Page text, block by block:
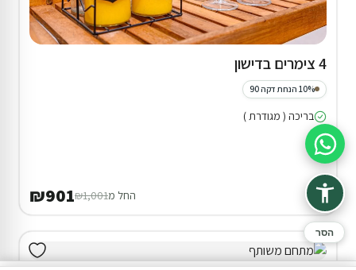
4 צימרים בדישון
10% הנחת דקה 90
בריכה ( מגודרת )
החל מ₪1,001
₪901
סיוע בהזמנה
הסר